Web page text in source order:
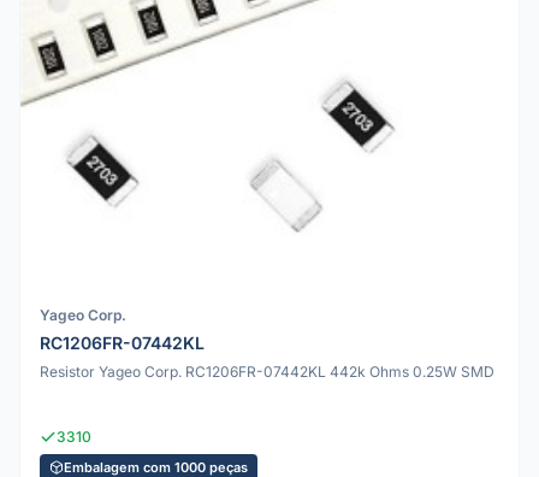
Yageo Corp.
RC1206FR-07442KL
Resistor Yageo Corp. RC1206FR-07442KL 442k Ohms 0.25W SMD
3310
Embalagem com 1000 peças